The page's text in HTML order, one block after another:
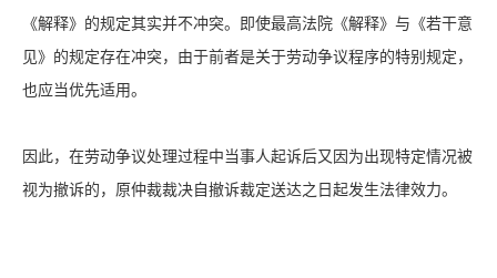
《解释》的规定其实并不冲突。即使最高法院《解释》与《若干意
见》的规定存在冲突，由于前者是关于劳动争议程序的特别规定，
也应当优先适用。
因此，在劳动争议处理过程中当事人起诉后又因为出现特定情况被
视为撤诉的，原仲裁裁决自撤诉裁定送达之日起发生法律效力。